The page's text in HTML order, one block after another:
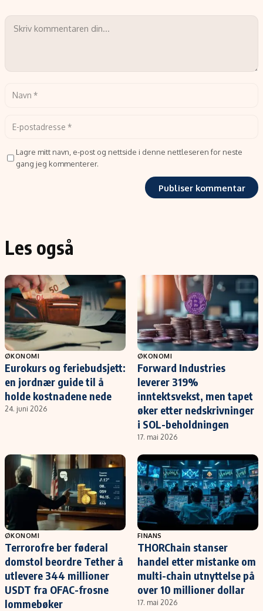
Lagre mitt navn, e-post og nettside i denne nettleseren for neste
gang jeg kommenterer.
Les også
ØKONOMI
Eurokurs og feriebudsjett:
en jordnær guide til å
holde kostnadene nede
24. juni 2026
ØKONOMI
Forward Industries
leverer 319%
inntektsvekst, men tapet
øker etter nedskrivninger
i SOL-beholdningen
17. mai 2026
ØKONOMI
Terrorofre ber føderal
domstol beordre Tether å
utlevere 344 millioner
USDT fra OFAC-frosne
lommebøker
FINANS
THORChain stanser
handel etter mistanke om
multi-chain utnyttelse på
over 10 millioner dollar
17. mai 2026